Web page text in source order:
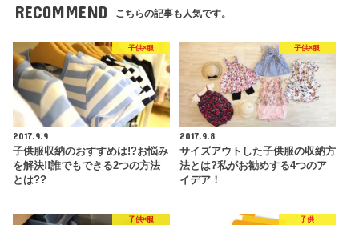
RECOMMEND こちらの記事も人気です。
子供×服
2017.9.9
子供服収納のおすすめは!?お悩み
を解決!!誰でもできる2つの方法
とは??
子供×服
2017.9.8
サイズアウトした子供服の収納方
法とは?私がお勧めする4つのア
イデア！
子供×服 子供